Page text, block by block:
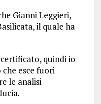
Gianni Leggieri,
il quale ha
certificato, quindi io
esce fuori
le analisi